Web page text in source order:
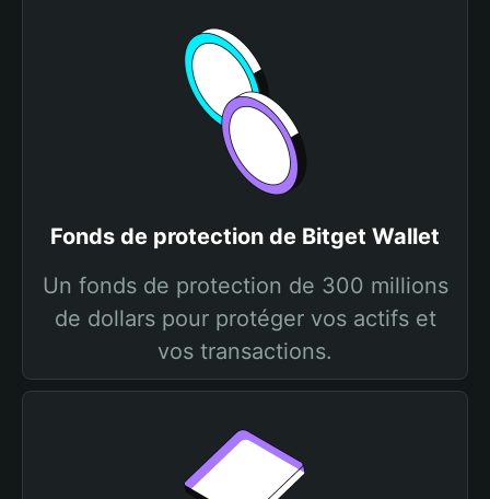
Fonds de protection de Bitget Wallet
Un fonds de protection de 300 millions
de dollars pour protéger vos actifs et
vos transactions.